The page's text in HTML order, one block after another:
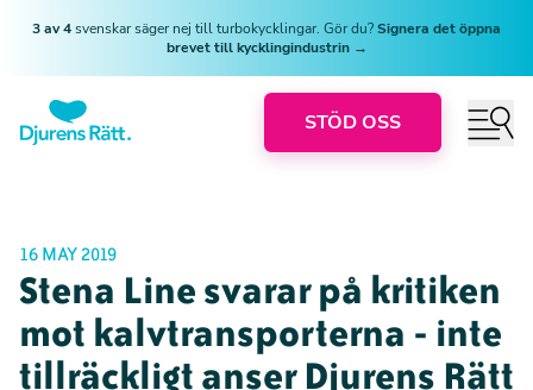
3 av 4svenskar säger nej till turbokycklingar. Gör du?Signera det öppna
brevet till kycklingindustrin →
STÖD OSS
16 MAY 2019
Stena Line svarar på kritiken
mot kalvtransporterna - inte
tillräckligt anser Djurens Rätt